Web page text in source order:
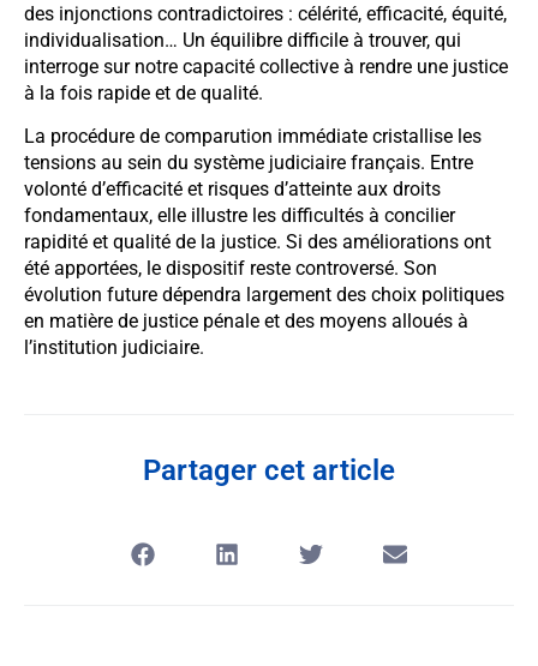
des injonctions contradictoires : célérité, efficacité, équité,
individualisation… Un équilibre difficile à trouver, qui
interroge sur notre capacité collective à rendre une justice
à la fois rapide et de qualité.
La procédure de comparution immédiate cristallise les
tensions au sein du système judiciaire français. Entre
volonté d’efficacité et risques d’atteinte aux droits
fondamentaux, elle illustre les difficultés à concilier
rapidité et qualité de la justice. Si des améliorations ont
été apportées, le dispositif reste controversé. Son
évolution future dépendra largement des choix politiques
en matière de justice pénale et des moyens alloués à
l’institution judiciaire.
Partager cet article